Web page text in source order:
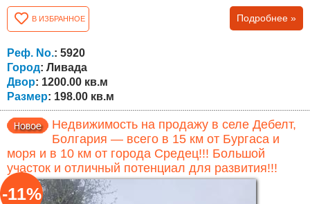
площадь застройки 66 кв.м на этаж и общую площадь
198 кв.м , с бетонными перекрытиями и внутренней
лестницей между этажами. Первый этаж включает
спальню, гостиную с кухней в одном помещении, ванную
с туалетом и внутреннюю лестницу....
В ИЗБРАННОЕ Подробнее »
Реф. No.: 5920
Город: Ливада
Двор: 1200.00 кв.м
Размер: 198.00 кв.м
Недвижимость на продажу в селе Дебелт,
Болгария — всего в 15 км от Бургаса и
моря и в 10 км от города Средец!!! Большой
участок и отличный потенциал для развития!!!
-11%